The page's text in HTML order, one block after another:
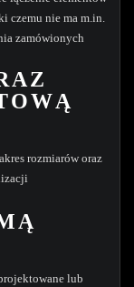
czemu nie ma m.in.
zamówionych
rozmiarów oraz
lub